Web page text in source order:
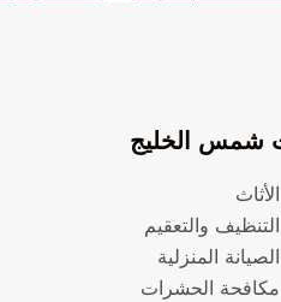
شمس الخليج
والتعقيم
المنزلية
الحشرات